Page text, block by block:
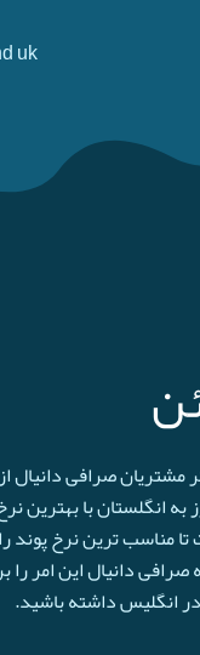
uk
صرافی دانیال
انگلستان با بهترین
مناسب ترین نرخ پوند
صرافی دانیال این
انگلیس داشته باشید.